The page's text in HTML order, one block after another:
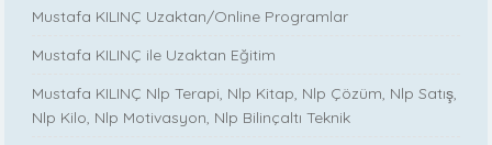
Mustafa KILINÇ Uzaktan/Online Programlar
Mustafa KILINÇ ile Uzaktan Eğitim
Mustafa KILINÇ Nlp Terapi, Nlp Kitap, Nlp Çözüm, Nlp Satış,
Nlp Kilo, Nlp Motivasyon, Nlp Bilinçaltı Teknik